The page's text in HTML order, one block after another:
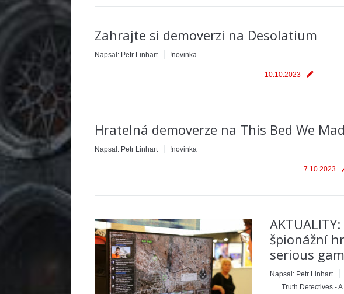
Zahrajte si demoverzi na Desolatium
Napsal: Petr Linhart !novinka
10.10.2023
Hratelná demoverze na This Bed We
Napsal: Petr Linhart !novinka
7.10.2023
špionážní
serious
Napsal: Petr Linhart
Truth Detectives -